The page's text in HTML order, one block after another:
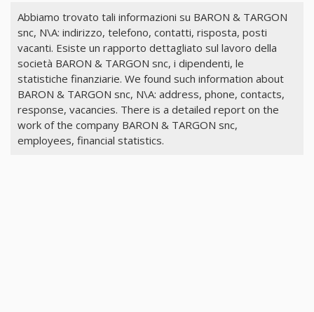
Abbiamo trovato tali informazioni su BARON & TARGON
snc, N\A: indirizzo, telefono, contatti, risposta, posti
vacanti. Esiste un rapporto dettagliato sul lavoro della
società BARON & TARGON snc, i dipendenti, le
statistiche finanziarie. We found such information about
BARON & TARGON snc, N\A: address, phone, contacts,
response, vacancies. There is a detailed report on the
work of the company BARON & TARGON snc,
employees, financial statistics.